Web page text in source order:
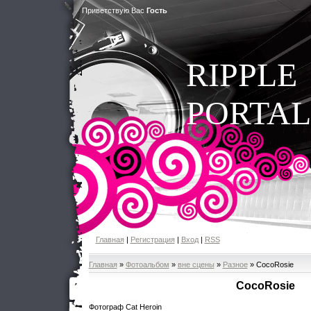
Приветствую Вас Гость
RIPPLE
PORTAL
Главная| Регистрация| Вход| RSS
Главная » Фотоальбом » вне сцены » Разное» СocoRosie
СocoRosie
Фотограф Cat Heroin